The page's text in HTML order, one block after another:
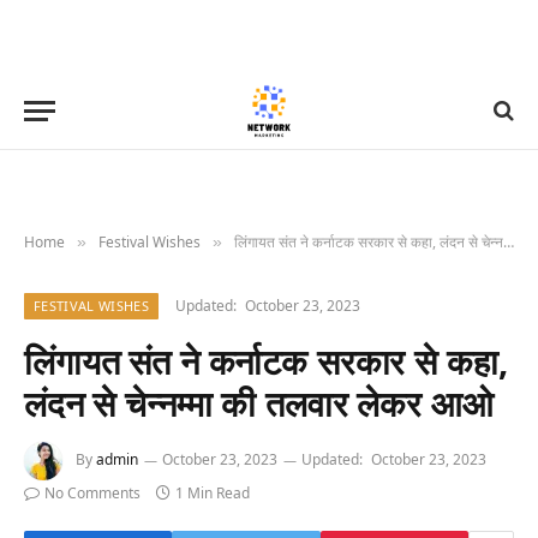
Home » Festival Wishes » लिंगायत संत ने कर्नाटक सरकार से कहा, लंदन से चेन्नम्मा की तलवार लेकर आओ
FESTIVAL WISHES Updated: October 23, 2023
लिंगायत संत ने कर्नाटक सरकार से कहा,
लंदन से चेन्नम्मा की तलवार लेकर आओ
Byadmin October 23, 2023 Updated: October 23, 2023
No Comments
1 Min Read